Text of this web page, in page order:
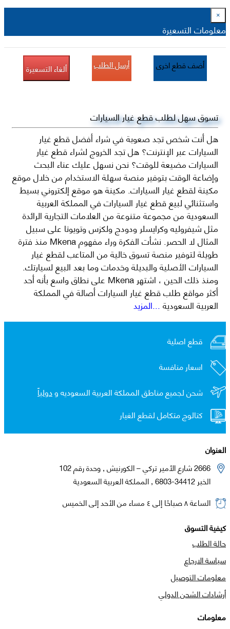
×
معلومات التسعيرة
أضف قطع اخرى أرسل الطلب ألغاء التسعيرة
تسوق سهل لطلب قطع غيار السيارات
هل أنت شخص تجد صعوبة في شراء أفضل قطع غيار
السيارات عبر الإنترنت؟ هل تجد الخروج لشراء قطع غيار
السيارات مضيعة للوقت؟ نحن نسهل عليك عناء البحث
وإضاعة الوقت بتوفير منصة سهلة الاستخدام من خلال موقع
مكينة لقطع غيار السيارات. مكينة هو موقع إلكتروني بسيط
واستثنائي لبيع قطع غيار السيارات في المملكة العربية
السعودية من مجموعة متنوعة من العلامات التجارية الرائدة
مثل شيفروليه وكرايسلر ودودج ولكزس وتويوتا على سبيل
المثال لا الحصر. نشأت الفكرة وراء مفهوم Mkena منذ فترة
طويلة لتوفير منصة تسوق خالية من المتاعب لقطع غيار
السيارات الأصلية والبديلة وخدمات وما بعد البيع لسيارتك.
ومنذ ذلك الحين ، اشتهر Mkena على نطاق واسع بأنه أحد
أكثر مواقع طلب قطع غيار السيارات أصالة في المملكة
العربية السعودية...المزيد
قطع اصلية
اسعار منافسة
شحن لجميع مناطق المملكة العربية السعوديه ودولياً
كتالوج متكامل لقطع الغيار
العنوان
2666 شارع الأمير تركي – الكورنيش , وحدة رقم 102
الخبر 34412-6803 , المملكة العربية السعودية
الساعة ٨ صباحًا إلى ٤ مساء من الأحد إلى الخميس
كيفية التسوق
حالة الطلب
سياسة الارجاع
معلومات التوصيل
أرشادات الشحن الدولي
معلومات